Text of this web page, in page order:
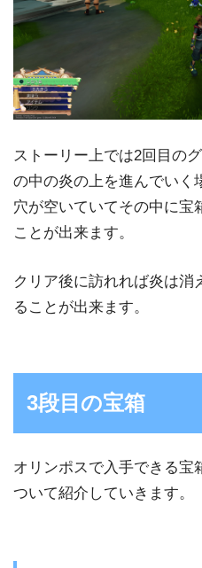
ストーリー上では2回目の
の中の炎の上を進んでいく
穴が空いていてその中に宝
ことが出来ます。
クリア後に訪れれば炎は消
ることが出来ます。
3段目の宝箱
オリンポスで入手できる宝
ついて紹介していきます。